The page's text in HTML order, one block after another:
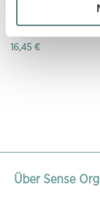
Herzchen-Druck
16,45 €
Über Sense